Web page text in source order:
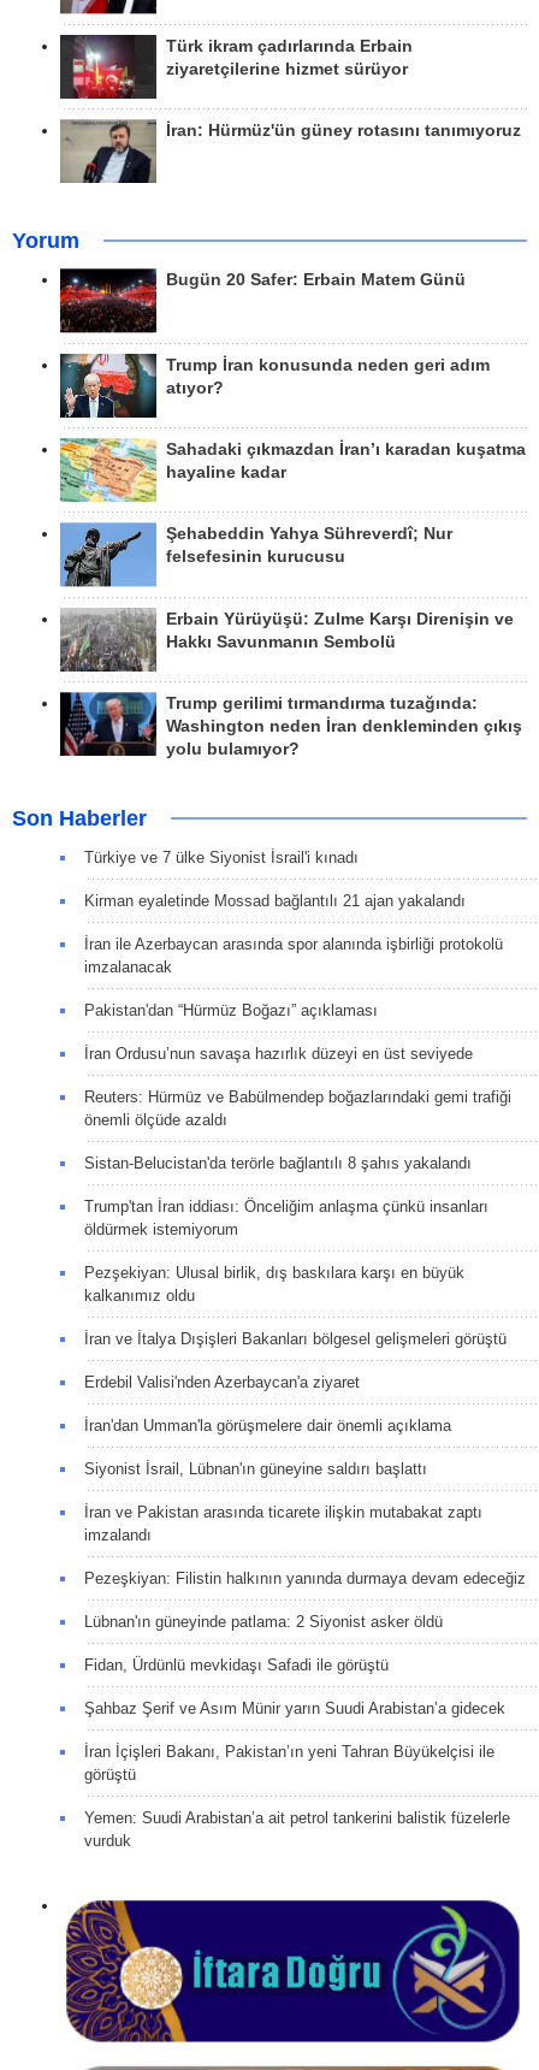
Türk ikram çadırlarında Erbain
ziyaretçilerine hizmet sürüyor
İran: Hürmüz'ün güney rotasını tanımıyoruz
Yorum
Bugün 20 Safer: Erbain Matem Günü
Trump İran konusunda neden geri adım
atıyor?
Sahadaki çıkmazdan İran’ı karadan kuşatma
hayaline kadar
Şehabeddin Yahya Sühreverdî; Nur
felsefesinin kurucusu
Erbain Yürüyüşü: Zulme Karşı Direnişin ve
Hakkı Savunmanın Sembolü
Trump gerilimi tırmandırma tuzağında:
Washington neden İran denkleminden çıkış
yolu bulamıyor?
Son Haberler
Türkiye ve 7 ülke Siyonist İsrail'i kınadı
Kirman eyaletinde Mossad bağlantılı 21 ajan yakalandı
İran ile Azerbaycan arasında spor alanında işbirliği protokolü
imzalanacak
Pakistan'dan “Hürmüz Boğazı” açıklaması
İran Ordusu’nun savaşa hazırlık düzeyi en üst seviyede
Reuters: Hürmüz ve Babülmendep boğazlarındaki gemi trafiği
önemli ölçüde azaldı
Sistan-Belucistan'da terörle bağlantılı 8 şahıs yakalandı
Trump'tan İran iddiası: Önceliğim anlaşma çünkü insanları
öldürmek istemiyorum
Pezşekiyan: Ulusal birlik, dış baskılara karşı en büyük
kalkanımız oldu
İran ve İtalya Dışişleri Bakanları bölgesel gelişmeleri görüştü
Erdebil Valisi'nden Azerbaycan'a ziyaret
İran'dan Umman'la görüşmelere dair önemli açıklama
Siyonist İsrail, Lübnan'ın güneyine saldırı başlattı
İran ve Pakistan arasında ticarete ilişkin mutabakat zaptı
imzalandı
Pezeşkiyan: Filistin halkının yanında durmaya devam edeceğiz
Lübnan'ın güneyinde patlama: 2 Siyonist asker öldü
Fidan, Ürdünlü mevkidaşı Safadi ile görüştü
Şahbaz Şerif ve Asım Münir yarın Suudi Arabistan’a gidecek
İran İçişleri Bakanı, Pakistan’ın yeni Tahran Büyükelçisi ile
görüştü
Yemen: Suudi Arabistan’a ait petrol tankerini balistik füzelerle
vurduk